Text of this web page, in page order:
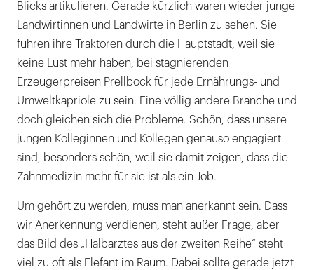
Blicks artikulieren. Gerade kürzlich waren wieder junge
Landwirtinnen und Landwirte in Berlin zu sehen. Sie
fuhren ihre Traktoren durch die Hauptstadt, weil sie
keine Lust mehr haben, bei stagnierenden
Erzeugerpreisen Prellbock für jede Ernährungs- und
Umweltkapriole zu sein. Eine völlig andere Branche und
doch gleichen sich die Probleme. Schön, dass unsere
jungen Kolleginnen und Kollegen genauso engagiert
sind, besonders schön, weil sie damit zeigen, dass die
Zahnmedizin mehr für sie ist als ein Job.
Um gehört zu werden, muss man anerkannt sein. Dass
wir Anerkennung verdienen, steht außer Frage, aber
das Bild des „Halbarztes aus der zweiten Reihe“ steht
viel zu oft als Elefant im Raum. Dabei sollte gerade jetzt